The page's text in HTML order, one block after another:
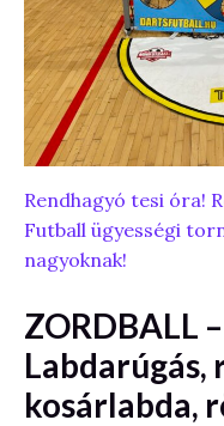
Rendhagyó tesi óra!
Futball ügyességi
nagyoknak!
ZORDBALL –
Labdarúgás,
kosárlabda,